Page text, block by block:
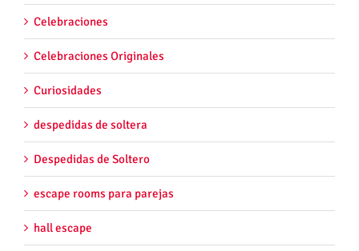
Celebraciones
Celebraciones Originales
Curiosidades
despedidas de soltera
Despedidas de Soltero
escape rooms para parejas
hall escape